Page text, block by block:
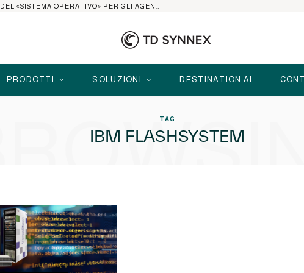
PRODOTTI SOLUZIONI DESTINATION AI
TAG
IBM FLASHSYSTEM